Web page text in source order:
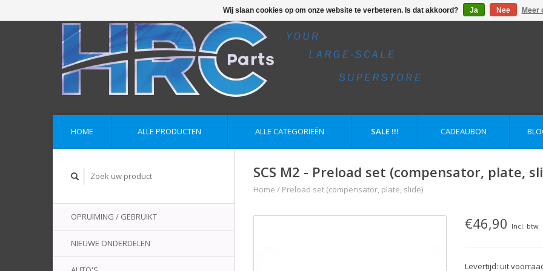
HOME ALLE PRODUCTEN ALLE CATEGORIEËN SALE !!! CADEAUBON
OPRUIMING / GEBRUIKT
NIEUWE ONDERDELEN
SCS M2 - Preload set (compensator, plate,
Home / Preload set (compensator, plate, slide)
€46,90 Incl. btw
Levertijd: uit
Wij slaan cookies op om onze website te verbeteren. Is dat akkoord? Ja Nee Meer